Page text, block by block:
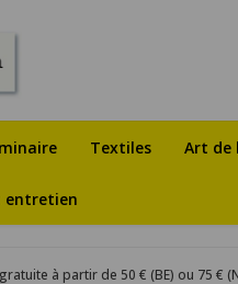
Textiles Art de
entretien
à partir de 50 € (BE) ou 75 €